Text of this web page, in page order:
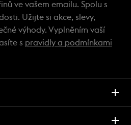
ve vašem emailu. Spolu s
Užijte si akce, slevy,
výhody. Vyplněním vaší
s pravidly a podmínkami